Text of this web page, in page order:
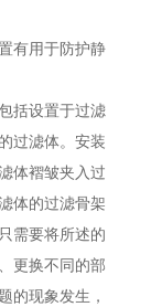
有用于防护静
括设置于过滤
过滤体。安装
体褶皱夹入过
体的过滤骨架
需要将所述的
更换不同的部
的现象发生，